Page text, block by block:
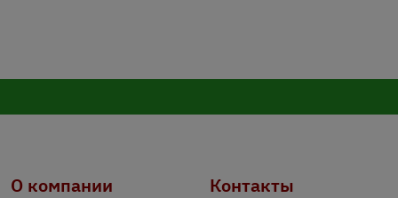
О компании Контакты